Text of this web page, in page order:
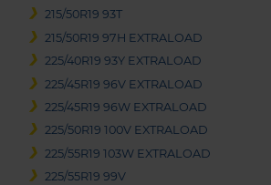
215/50R19 93T
215/50R19 97H EXTRALOAD
225/40R19 93Y EXTRALOAD
225/45R19 96V EXTRALOAD
225/45R19 96W EXTRALOAD
225/50R19 100V EXTRALOAD
225/55R19 103W EXTRALOAD
225/55R19 99V